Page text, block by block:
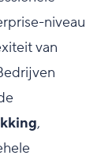
niveau
van
,